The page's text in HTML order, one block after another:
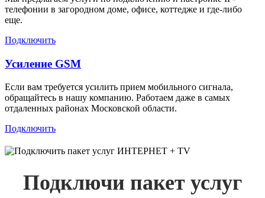
телефонии в загородном доме, офисе, коттедже и где-либо
еще.
Подключить
Усиление GSM
Если вам требуется усилить прием мобильного сигнала,
обращайтесь в нашу компанию. Работаем даже в самых
отдаленных районах Московской области.
Подключить
Подключи пакет услуг